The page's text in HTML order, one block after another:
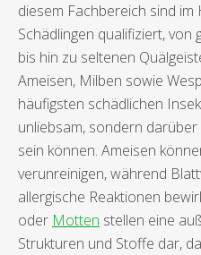
diesem Fachbereich sind
Schädlingen qualifiziert, von
bis hin zu seltenen
Ameisen, Milben sowie
häufigsten schädlichen
unliebsam, sondern
sein können. Ameisen
verunreinigen, während
allergische Reaktionen
oder Motten stellen eine
Strukturen und Stoffe dar,